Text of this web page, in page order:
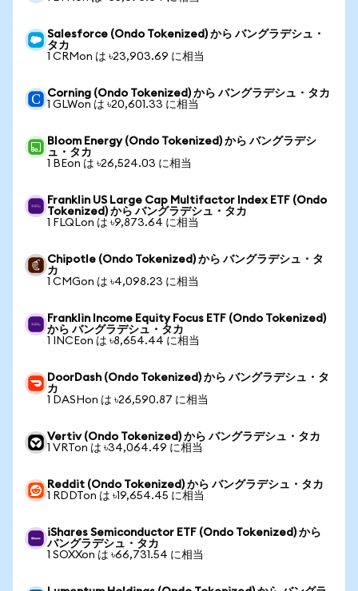
Salesforce (Ondo Tokenized) から バングラデシュ・
タカ
1 CRMon は ৳23,903.69 に相当
Corning (Ondo Tokenized) から バングラデシュ・タカ
1 GLWon は ৳20,601.33 に相当
Bloom Energy (Ondo Tokenized) から バングラデシ
ュ・タカ
1 BEon は ৳26,524.03 に相当
Franklin US Large Cap Multifactor Index ETF (Ondo
Tokenized) から バングラデシュ・タカ
1 FLQLon は ৳9,873.64 に相当
Chipotle (Ondo Tokenized) から バングラデシュ・タ
カ
1 CMGon は ৳4,098.23 に相当
Franklin Income Equity Focus ETF (Ondo Tokenized)
から バングラデシュ・タカ
1 INCEon は ৳8,654.44 に相当
DoorDash (Ondo Tokenized) から バングラデシュ・タ
カ
1 DASHon は ৳26,590.87 に相当
Vertiv (Ondo Tokenized) から バングラデシュ・タカ
1 VRTon は ৳34,064.49 に相当
Reddit (Ondo Tokenized) から バングラデシュ・タカ
1 RDDTon は ৳19,654.45 に相当
iShares Semiconductor ETF (Ondo Tokenized) から
バングラデシュ・タカ
1 SOXXon は ৳66,731.54 に相当